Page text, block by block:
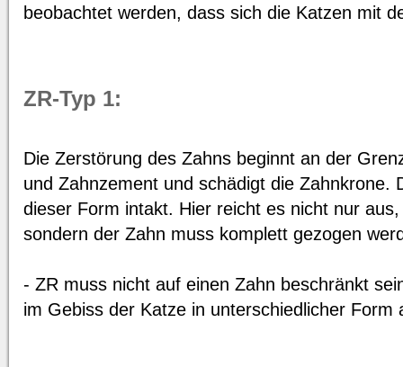
beobachtet werden, dass sich die Katzen mit
ZR-Typ 1:
Die Zerstörung des Zahns beginnt an der
und Zahnzement und schädigt die Zahnkrone.
dieser Form intakt. Hier reicht es nicht nur
sondern der Zahn muss komplett gezogen
- ZR muss nicht auf einen Zahn beschränkt
im Gebiss der Katze in unterschiedlicher Form